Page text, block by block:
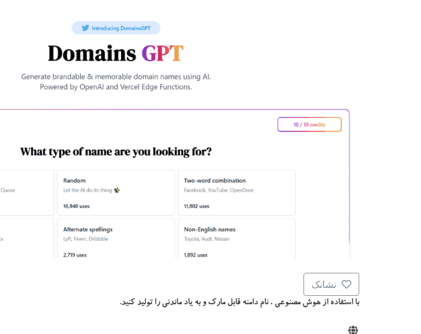
نشانک
با استفاده از هوش مصنوعی ، نام دامنه قابل مارک و به یاد ماندنی را تولید کنید.